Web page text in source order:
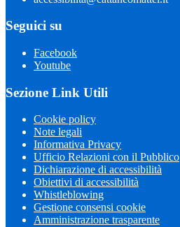
Seguici su
Facebook
Youtube
Sezione Link Utili
Cookie policy
Note legali
Informativa Privacy
Ufficio Relazioni con il Pubblico
Dichiarazione di accessibilità
Obiettivi di accessibilità
Whistleblowing
Gestione consensi cookie
Amministrazione trasparente